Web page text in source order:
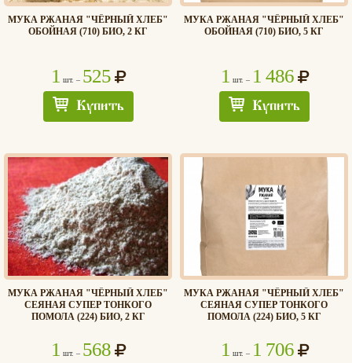
МУКА РЖАНАЯ "ЧЁРНЫЙ ХЛЕБ"
ОБОЙНАЯ (710) БИО, 2 КГ
1 шт. – 525
Купить
МУКА РЖАНАЯ "ЧЁРНЫЙ ХЛЕБ"
ОБОЙНАЯ (710) БИО, 5 КГ
1 шт. – 1 486
Купить
МУКА РЖАНАЯ "ЧЁРНЫЙ ХЛЕБ"
СЕЯНАЯ СУПЕР ТОНКОГО
ПОМОЛА (224) БИО, 2 КГ
1 шт. – 568
МУКА РЖАНАЯ "ЧЁРНЫЙ ХЛЕБ"
СЕЯНАЯ СУПЕР ТОНКОГО
ПОМОЛА (224) БИО, 5 КГ
1 шт. – 1 706